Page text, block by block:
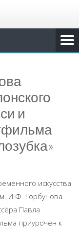
и
искусства
И.Ф. Горбунова
Павла
приурочен к